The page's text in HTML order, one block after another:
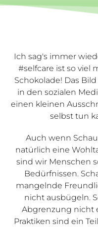
Ich sag's immer
#selfcare ist so viel
Schokolade! Das
in den sozialen
einen kleinen
selbst tun
Auch wenn
natürlich eine
sind wir Menschen
Bedürfnissen.
mangelnde
nicht ausbügeln.
Abgrenzung nicht
Praktiken sind ein